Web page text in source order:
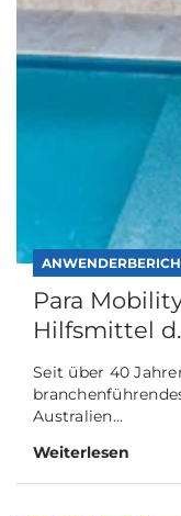
Para
Hilfsmittel
Seit über 40
Australien...
Weiterlesen